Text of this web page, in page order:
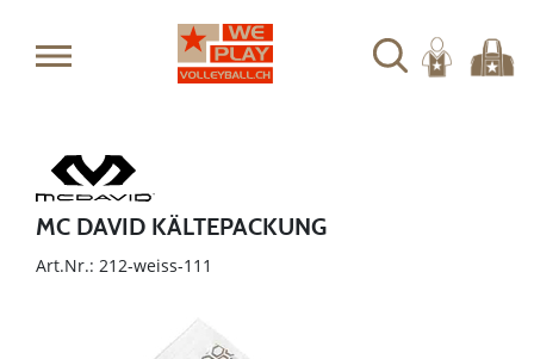
MC DAVID KÄLTEPACKUNG
Art.Nr.: 212-weiss-111